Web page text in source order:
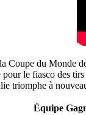
Coupe du Monde
le fiasco des
triomphe à
Équipe